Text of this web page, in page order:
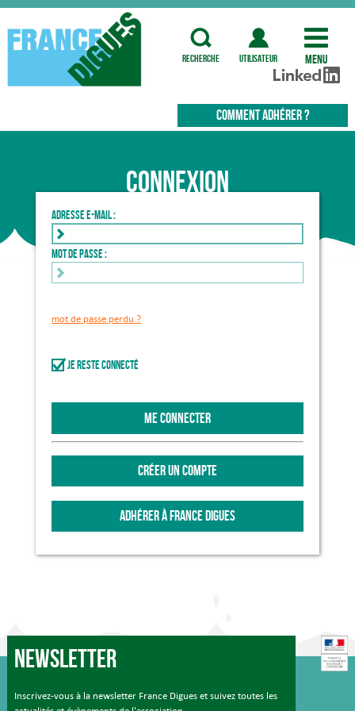
recherche utilisateur Menu
COMMENT ADHÉRER ?
Connexion
Adresse e-mail :
Mot de passe :
mot de passe perdu ?
Je reste connecté
ME CONNECTER
CRÉER UN COMPTE
ADHÉRER À FRANCE DIGUES
Newsletter
Inscrivez-vous à la newsletter France Digues et suivez toutes les